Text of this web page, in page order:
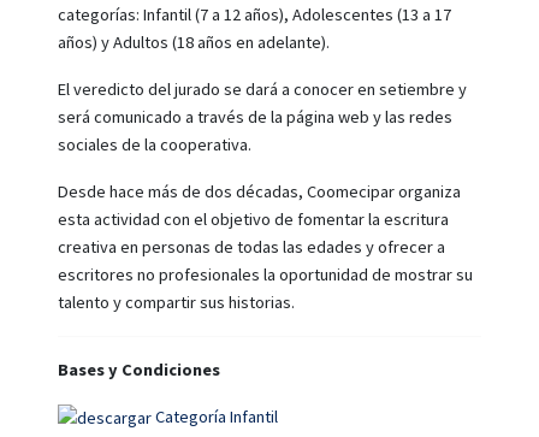
categorías: Infantil (7 a 12 años), Adolescentes (13 a 17
años) y Adultos (18 años en adelante).
El veredicto del jurado se dará a conocer en setiembre y
será comunicado a través de la página web y las redes
sociales de la cooperativa.
Desde hace más de dos décadas, Coomecipar organiza
esta actividad con el objetivo de fomentar la escritura
creativa en personas de todas las edades y ofrecer a
escritores no profesionales la oportunidad de mostrar su
talento y compartir sus historias.
Bases y Condiciones
Categoría Infantil